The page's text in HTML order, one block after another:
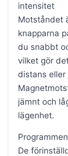
intensitet
Motståndet
knapparna
du snabbt
vilket gör
distans
jämnt och
lägenhet.
De